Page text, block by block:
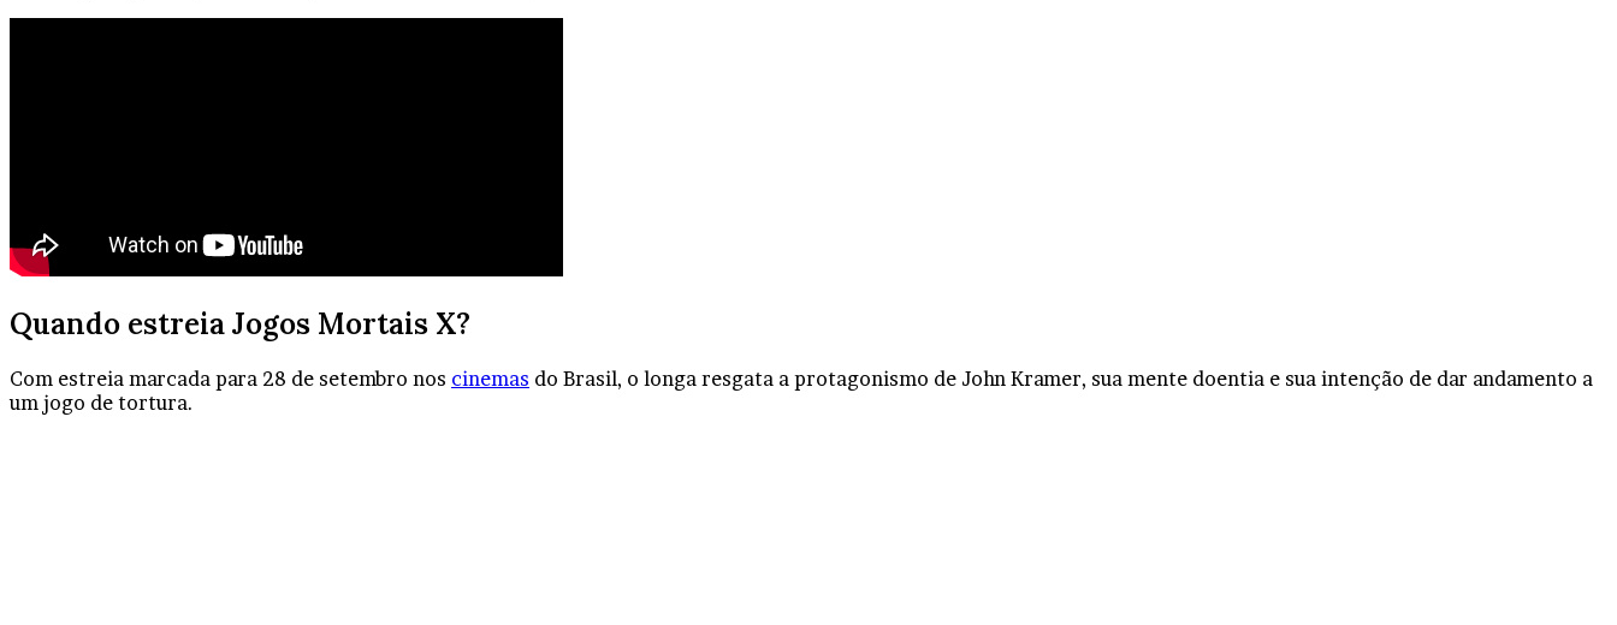
Quando estreia Jogos Mortais X?
Com estreia marcada para 28 de setembro nos cinemas do Brasil, o longa resgata a protagonismo de John Kramer, sua mente doentia e sua intenção de dar andamento a
um jogo de tortura.